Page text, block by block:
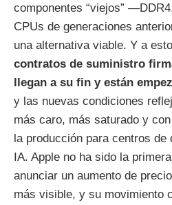
componentes “viejos”
CPUs de generaciones
una alternativa viable. Y a
contratos de suministro
llegan a su fin y están
y las nuevas condiciones
más caro, más saturado y
la producción para centros
IA. Apple no ha sido la
anunciar un aumento de
más visible, y su movimiento